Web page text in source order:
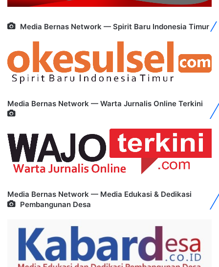
Media Bernas Network — Spirit Baru Indonesia Timur
Media Bernas Network — Warta Jurnalis Online Terkini
Media Bernas Network — Media Edukasi & Dedikasi
Pembangunan Desa